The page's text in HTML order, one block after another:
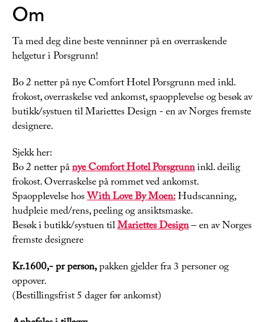
Om
Ta med deg dine beste venninner på en overraskende
helgetur i Porsgrunn!
Bo 2 netter på nye Comfort Hotel Porsgrunn med inkl.
frokost, overraskelse ved ankomst, spaopplevelse og besøk av
butikk/systuen til Mariettes Design - en av Norges fremste
designere.
Sjekk her:
Bo 2 netter pånye Comfort Hotel Porsgrunninkl. deilig
frokost. Overraskelse på rommet ved ankomst.
Spaopplevelse hosWith Love By Moen:Hudscanning,
hudpleie med/rens, peeling og ansiktsmaske.
Besøk i butikk/systuen tilMariettes Design– en av Norges
fremste designere
Kr.1600,- pr person,pakken gjelder fra 3 personer og
oppover.
(Bestillingsfrist 5 dager før ankomst)